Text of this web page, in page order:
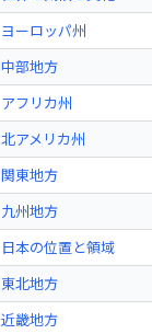
ヨーロッパ州
中部地方
アフリカ州
北アメリカ州
関東地方
九州地方
日本の位置と領域
東北地方
近畿地方